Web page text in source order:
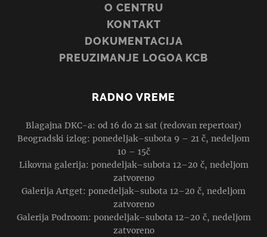
O CENTRU
KONTAKT
DOKUMENTACIJA
PREUZIMANJE LOGOA KCB
RADNO VREME
Blagajna DKC-a: od 16 do 21 sat (redovan repertoar)
Beogradski izlog: ponedeljak–subota 9 – 21 č, nedeljom
10 – 15č
Likovna galerija: ponedeljak–subota 12–20 č, nedeljom
zatvoreno
Galerija Artget: ponedeljak–subota 12–20 č, nedeljom
zatvoreno
Galerija Podroom: ponedeljak–subota 12–20 č, nedeljom
zatvoreno